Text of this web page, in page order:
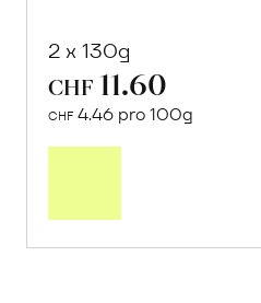
2 x 130g
CHF 11.60
CHF 4.46 pro 100g